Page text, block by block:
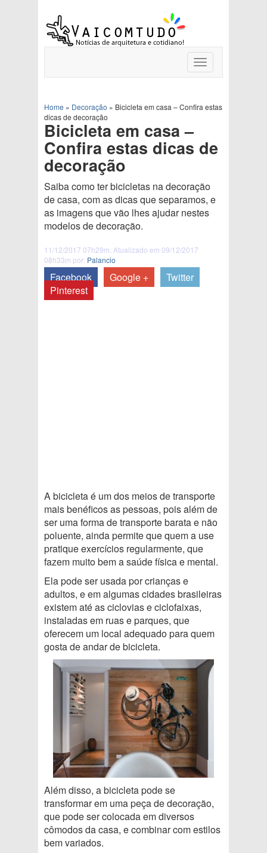
Toggle
navigation
Home » Decoração » Bicicleta em casa – Confira estas
dicas de decoração
Bicicleta em casa –
Confira estas dicas de
decoração
Saiba como ter bicicletas na decoração
de casa, com as dicas que separamos, e
as imagens que vão lhes ajudar nestes
modelos de decoração.
11/12/2017 07h29m. Atualizado em 09/12/2017
08h33m por: Palancio
Facebook Google +
Twitter
Pinterest
A bicicleta é um dos meios de transporte
mais benéficos as pessoas, pois além de
ser uma forma de transporte barata e não
poluente, ainda permite que quem a use
pratique exercícios regularmente, que
fazem muito bem a saúde física e mental.
Ela pode ser usada por crianças e
adultos, e em algumas cidades brasileiras
existem até as ciclovias e ciclofaixas,
instaladas em ruas e parques, que
oferecem um local adequado para quem
gosta de andar de bicicleta.
Além disso, a bicicleta pode se
transformar em uma peça de decoração,
que pode ser colocada em diversos
cômodos da casa, e combinar com estilos
bem variados.